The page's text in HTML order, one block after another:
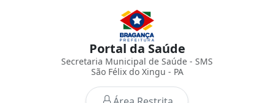
Portal da Saúde
Secretaria Municipal de Saúde - SMS
São Félix do Xingu - PA